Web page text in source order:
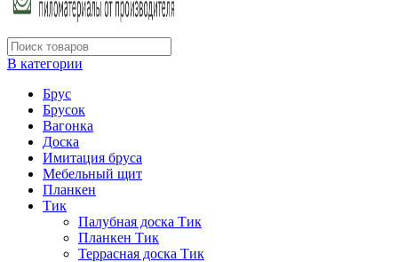
В категории
Брус
Брусок
Вагонка
Доска
Имитация бруса
Мебельный щит
Планкен
Тик
Палубная доска Тик
Планкен Тик
Террасная доска Тик